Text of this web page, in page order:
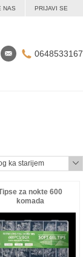
NAS PRIJAVI SE
0648533167
ka starijem
za nokte 600
komada